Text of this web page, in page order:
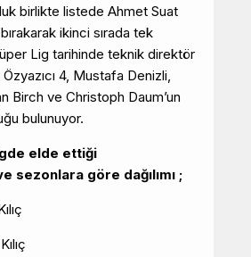
birlikte listede Ahmet Suat
bırakarak ikinci sırada tek
Lig tarihinde teknik direktör
4, Mustafa Denizli,
Birch ve Christoph Daum’un
bulunuyor.
elde ettiği
sezonlara göre dağılımı ;